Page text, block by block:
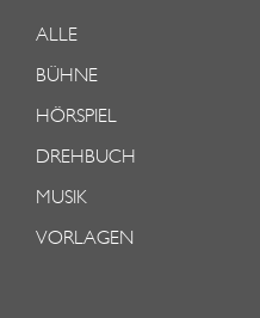
ALLE
BÜHNE
HÖRSPIEL
DREHBUCH
MUSIK
VORLAGEN